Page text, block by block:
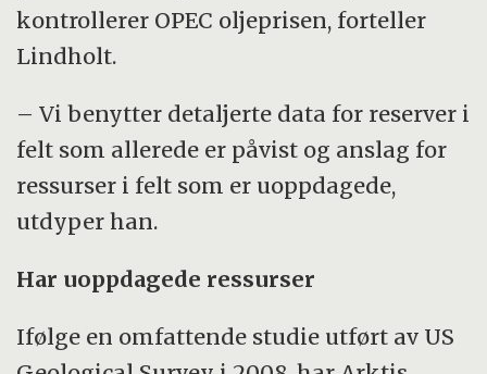
kontrollerer OPEC oljeprisen, forteller
Lindholt.
– Vi benytter detaljerte data for reserver i
felt som allerede er påvist og anslag for
ressurser i felt som er uoppdagede,
utdyper han.
Har uoppdagede ressurser
Ifølge en omfattende studie utført av US